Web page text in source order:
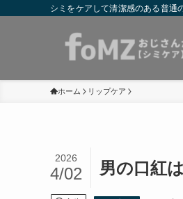
シミをケアして清潔感のある普通
ホーム リップケア
男の口紅
2026
4/02